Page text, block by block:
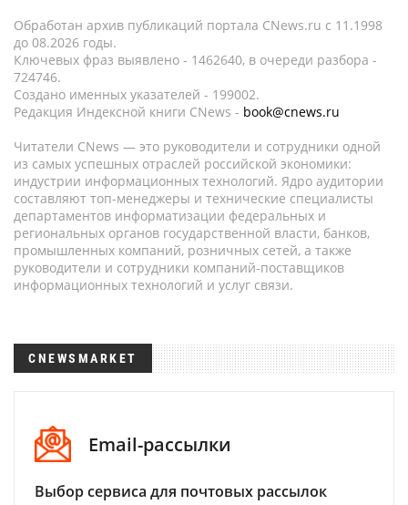
Обработан архив публикаций портала CNews.ru c 11.1998
до 08.2026 годы.
Ключевых фраз выявлено - 1462640, в очереди разбора -
724746.
Создано именных указателей - 199002.
Редакция Индексной книги CNews - book@cnews.ru
Читатели CNews — это руководители и сотрудники одной
из самых успешных отраслей российской экономики:
индустрии информационных технологий. Ядро аудитории
составляют топ-менеджеры и технические специалисты
департаментов информатизации федеральных и
региональных органов государственной власти, банков,
промышленных компаний, розничных сетей, а также
руководители и сотрудники компаний-поставщиков
информационных технологий и услуг связи.
CNEWSMARKET
Email-рассылки
Выбор сервиса для почтовых рассылок